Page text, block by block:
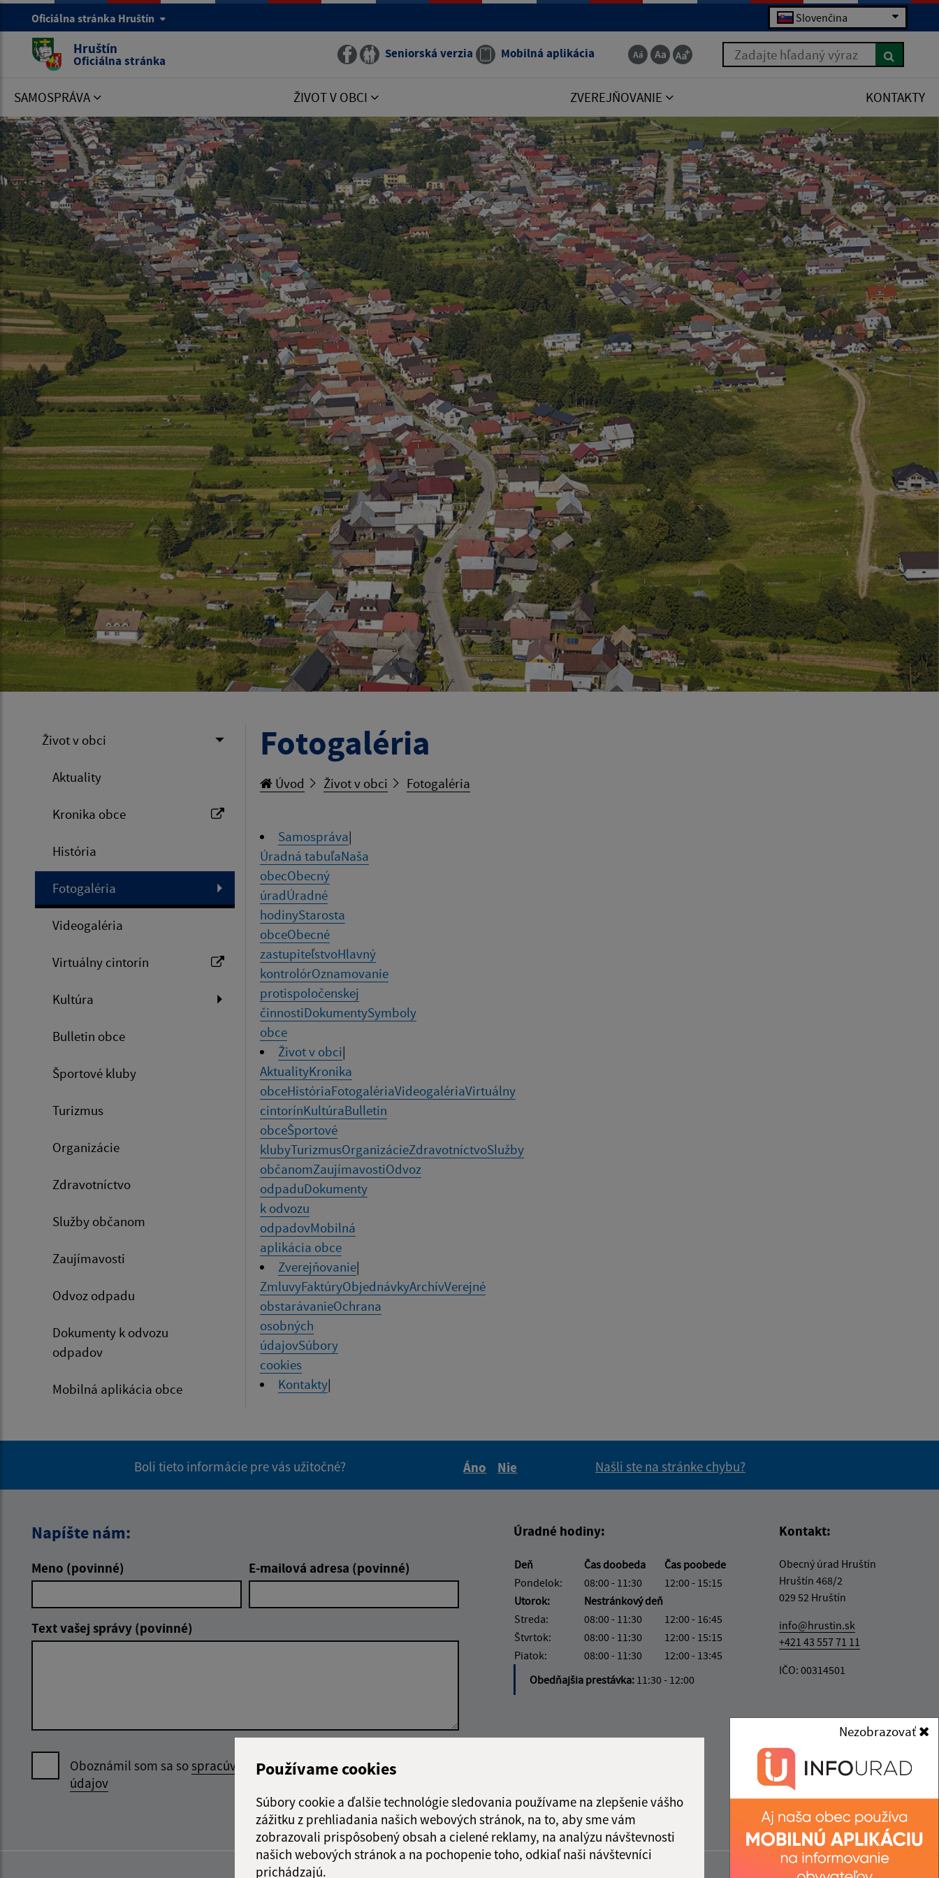
Používame cookies
Súbory cookie a ďalšie technológie sledovania používame na zlepšenie vášho
zážitku z prehliadania našich webových stránok, na to, aby sme vám
zobrazovali prispôsobený obsah a cielené reklamy, na analýzu návštevnosti
našich webových stránok a na pochopenie toho, odkiaľ naši návštevníci
prichádzajú.
Nezobrazovať
Oficiálna stránka Hruštín Slovenčina
Hruštín
Oficiálna stránka Seniorská verzia Mobilná aplikácia Zadajte hľadaný výraz
SAMOSPRÁVA ŽIVOT V OBCI ZVEREJŇOVANIE KONTAKTY
Život v obci
Aktuality
Kronika obce
História
Fotogaléria
Videogaléria
Virtuálny cintorín
Kultúra
Bulletin obce
Športové kluby
Turizmus
Organizácie
Zdravotníctvo
Služby občanom
Zaujímavosti
Odvoz odpadu
Dokumenty k odvozu
odpadov
Mobilná aplikácia obce
Fotogaléria
Úvod Život v obci Fotogaléria
Samospráva|
Úradná tabuľaNaša
obecObecný
úradÚradné
hodinyStarosta
obceObecné
zastupiteľstvoHlavný
kontrolórOznamovanie
protispoločenskej
činnostiDokumentySymboly
obce
Život v obci|
AktualityKronika
obceHistóriaFotogalériaVideogalériaVirtuálny
cintorínKultúraBulletin
obceŠportové
klubyTurizmusOrganizácieZdravotníctvoSlužby
občanomZaujímavostiOdvoz
odpaduDokumenty
k odvozu
odpadovMobilná
aplikácia obce
Zverejňovanie|
ZmluvyFaktúryObjednávkyArchívVerejné
obstarávanieOchrana
osobných
údajovSúbory
cookies
Kontakty|
Boli tieto informácie pre vás užitočné?
Áno
Nie
Našli ste na stránke chybu?
Napíšte nám:
Meno (povinné) E-mailová adresa (povinné)
Text vašej správy (povinné)
Oboznámil som sa sospracúvaním osobných
údajov
Google reCaptcha Response
Odoslať
správu
Úradné hodiny:
Deň Čas doobeda
Čas poobede
Pondelok:
08:00 - 11:30
12:00 - 15:15
Utorok:
Nestránkový deň
Streda:
08:00 - 11:30
12:00 - 16:45
Štvrtok:
08:00 - 11:30
12:00 - 15:15
Piatok:
08:00 - 11:30
12:00 - 13:45
Obedňajšia prestávka: 11:30 - 12:00
Kontakt:
Obecný úrad Hruštín
Hruštín 468/2
029 52 Hruštín
info@hrustin.sk
+421 43 557 71 11
IČO: 00314501